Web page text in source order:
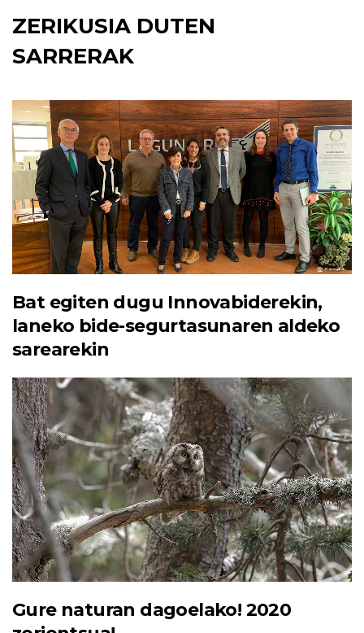
ZERIKUSIA DUTEN
SARRERAK
Bat egiten dugu Innovabiderekin,
laneko bide-segurtasunaren aldeko
sarearekin
Gure naturan dagoelako! 2020